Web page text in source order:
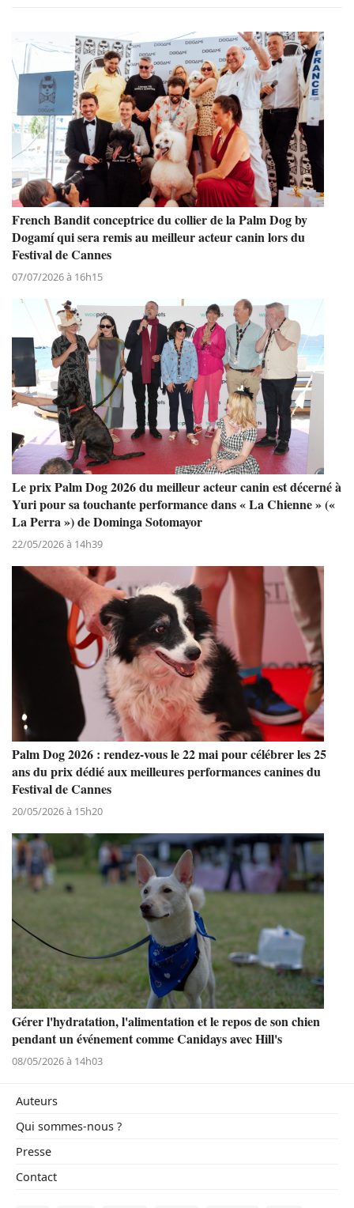
French Bandit conceptrice du collier de la Palm Dog by
Dogamí qui sera remis au meilleur acteur canin lors du
Festival de Cannes
07/07/2026 à 16h15
Le prix Palm Dog 2026 du meilleur acteur canin est décerné à
Yuri pour sa touchante performance dans « La Chienne » («
La Perra ») de Dominga Sotomayor
22/05/2026 à 14h39
Palm Dog 2026 : rendez-vous le 22 mai pour célébrer les 25
ans du prix dédié aux meilleures performances canines du
Festival de Cannes
20/05/2026 à 15h20
Gérer l'hydratation, l'alimentation et le repos de son chien
pendant un événement comme Canidays avec Hill's
08/05/2026 à 14h03
Auteurs
Qui sommes-nous ?
Presse
Contact